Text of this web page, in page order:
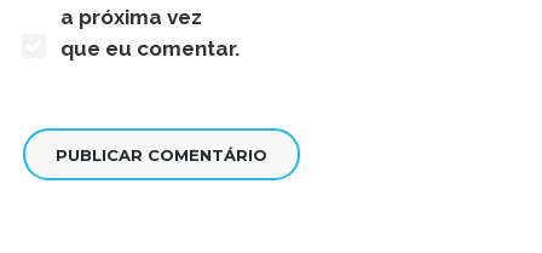
a próxima vez
que eu comentar.